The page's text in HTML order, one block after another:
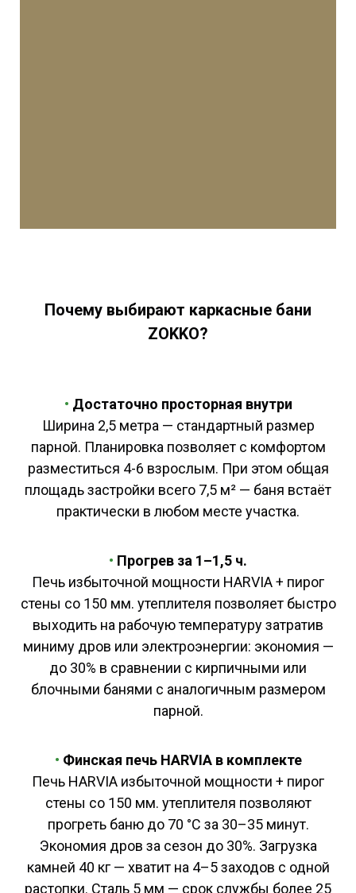
Почему выбирают каркасные бани
ZOKKO?
• Достаточно просторная внутри
Ширина 2,5 метра — стандартный размер
парной. Планировка позволяет с комфортом
разместиться 4-6 взрослым. При этом общая
площадь застройки всего 7,5 м² — баня встаёт
практически в любом месте участка.
• Прогрев за 1–1,5 ч.
Печь избыточной мощности HARVIA + пирог
стены со 150 мм. утеплителя позволяет быстро
выходить на рабочую температуру затратив
миниму дров или электроэнергии: экономия —
до 30% в сравнении с кирпичными или
блочными банями с аналогичным размером
парной.
• Финская печь HARVIA в комплекте
Печь HARVIA избыточной мощности + пирог
стены со 150 мм. утеплителя позволяют
прогреть баню до 70 °C за 30–35 минут.
Экономия дров за сезон до 30%. Загрузка
камней 40 кг — хватит на 4–5 заходов с одной
растопки. Сталь 5 мм — срок службы более 25